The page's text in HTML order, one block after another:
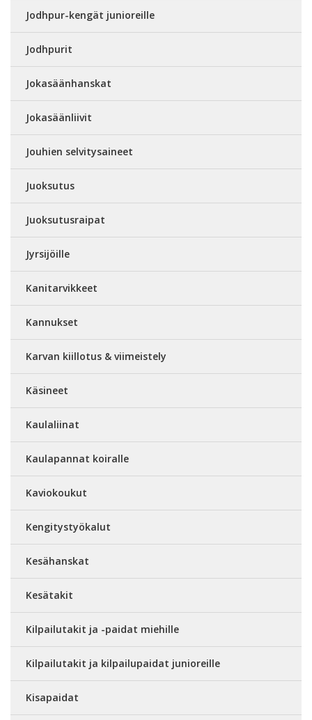
Jodhpur-kengät junioreille
Jodhpurit
Jokasäänhanskat
Jokasäänliivit
Jouhien selvitysaineet
Juoksutus
Juoksutusraipat
Jyrsijöille
Kanitarvikkeet
Kannukset
Karvan kiillotus & viimeistely
Käsineet
Kaulaliinat
Kaulapannat koiralle
Kaviokoukut
Kengitystyökalut
Kesähanskat
Kesätakit
Kilpailutakit ja -paidat miehille
Kilpailutakit ja kilpailupaidat junioreille
Kisapaidat